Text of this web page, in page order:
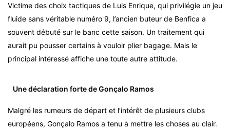
Victime des choix tactiques de Luis Enrique, qui privilégie un jeu
fluide sans véritable numéro 9, l’ancien buteur de Benfica a
souvent débuté sur le banc cette saison. Un traitement qui
aurait pu pousser certains à vouloir plier bagage. Mais le
principal intéressé affiche une toute autre attitude.
Une déclaration forte de Gonçalo Ramos
Malgré les rumeurs de départ et l’intérêt de plusieurs clubs
européens, Gonçalo Ramos a tenu à mettre les choses au clair.